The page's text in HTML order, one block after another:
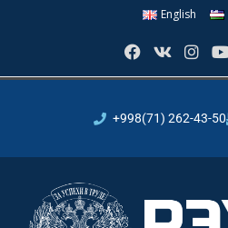
English
+998(71) 262-43-50